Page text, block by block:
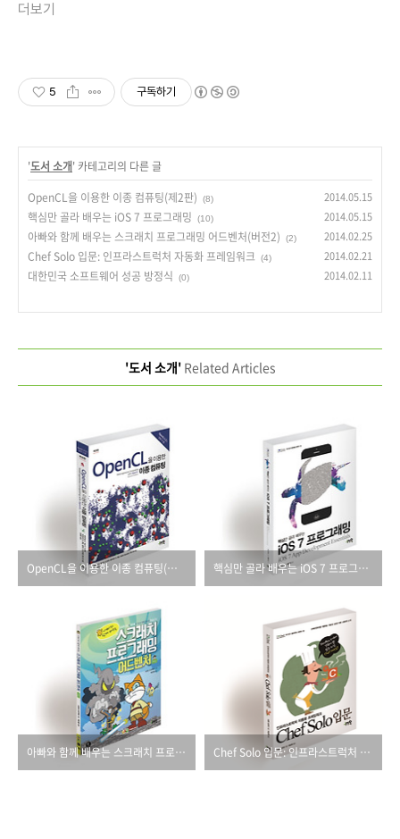
더보기
5 구독하기
'도서 소개' 카테고리의 다른 글
OpenCL을 이용한 이종 컴퓨팅(제2판)
(8) 2014.05.15
핵심만 골라 배우는 iOS 7 프로그래밍 (10) 2014.05.15
아빠와 함께 배우는 스크래치 프로그래밍 어드벤처(버전2) (2) 2014.02.25
Chef Solo 입문: 인프라스트럭처 자동화 프레임워크 (4) 2014.02.21
대한민국 소프트웨어 성공 방정식 (0) 2014.02.11
'도서 소개'Related Articles
OpenCL을 이용한 이종 컴퓨팅(제2판) 핵심만 골라 배우는 iOS 7 프로그래밍
아빠와 함께 배우는 스크래치 프로그래밍 어드벤처(버전2) Chef Solo 입문: 인프라스트럭처 자동화 프레임워크